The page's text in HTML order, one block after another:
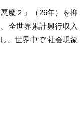
魔２』（26年）を抑
全世界累計興行収入
、世界中で“社会現象